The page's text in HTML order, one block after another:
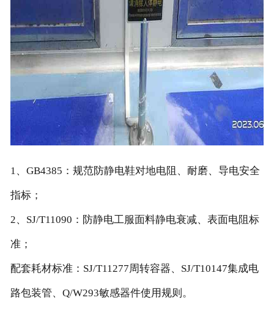
1、GB4385：规范防静电鞋对地电阻、耐磨、导电安全
指标；
2、SJ/T11090：防静电工服面料静电衰减、表面电阻标
准；
配套耗材标准：SJ/T11277周转容器、SJ/T10147集成电
路包装管、Q/W293敏感器件使用规则。